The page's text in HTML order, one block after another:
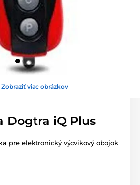
Zobraziť viac obrázkov
Dogtra iQ Plus
pre elektronický výcvikový obojok